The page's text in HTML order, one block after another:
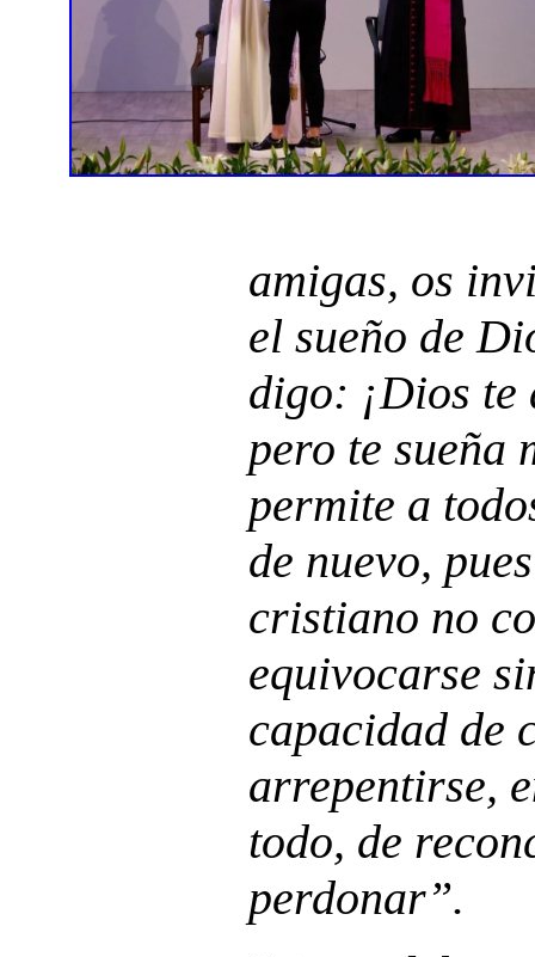
amigas, os
el sueño de
digo: ¡Dios te
pero te sueña
permite a
de nuevo,
cristiano no
equivocarse
capacidad de
arrepentirse,
todo, de
perdonar”.